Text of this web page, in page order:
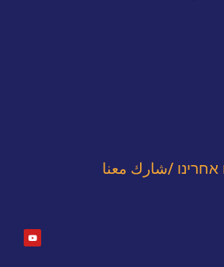
אחרינו /شارك معنا